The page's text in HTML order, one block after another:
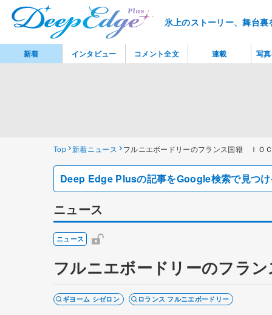
氷上のストーリー、舞台
Top 新着ニュース フルニエボードリーのフランス国籍 ＩＯ
Deep Edge Plusの記事をGoogle検索で見つ
ニュース
ニュース
フルニエボードリーのフラ
ギヨーム シゼロン ロランス フルニエボードリー
新着 インタビュー コメント全文 連載 写